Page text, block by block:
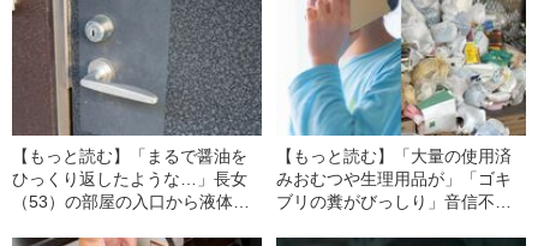
【もっと読む】「まるで醤油を
ひっくり返したような…」長女
（53）の部屋の入口から液体が
【もっと読む】「大量の使用済
みおむつや生理用品が」「ゴキ
ブリの糞がびっしり」音信不通